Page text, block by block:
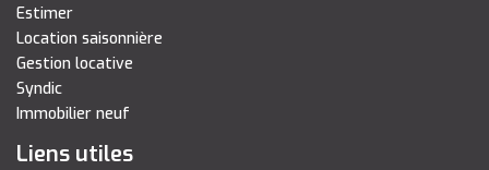
Estimer
Location saisonnière
Gestion locative
Syndic
Immobilier neuf
Liens utiles